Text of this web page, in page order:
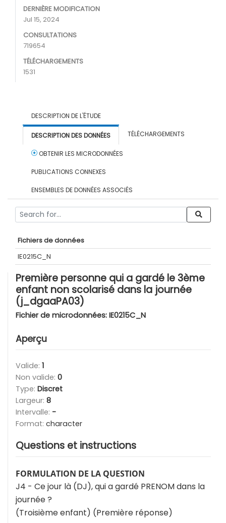
DERNIÈRE MODIFICATION
Jul 15, 2024
CONSULTATIONS
719654
TÉLÉCHARGEMENTS
1531
DESCRIPTION DE L'ÉTUDE
DESCRIPTION DES DONNÉES TÉLÉCHARGEMENTS
OBTENIR LES MICRODONNÉES
PUBLICATIONS CONNEXES
ENSEMBLES DE DONNÉES ASSOCIÉS
Fichiers de données
IE0215C_N
Première personne qui a gardé le 3ème
enfant non scolarisé dans la journée
(j_dgaaPA03)
Fichier de microdonnées: IE0215C_N
Aperçu
Valide: 1
Non valide: 0
Type: Discret
Largeur: 8
Intervalle: -
Format: character
Questions et instructions
FORMULATION DE LA QUESTION
J4 - Ce jour là (DJ), qui a gardé PRENOM dans la
journée ?
(Troisième enfant) (Première réponse)